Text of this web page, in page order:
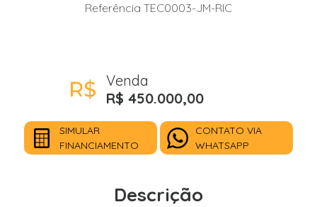
Referência TEC0003-JM-RIC
Venda
R$ 450.000,00
SIMULAR
FINANCIAMENTO
CONTATO VIA
WHATSAPP
Descrição